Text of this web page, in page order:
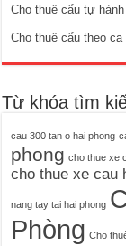
Cho thuê cẩu tự
Cho thuê cẩu theo
Từ khóa tìm
cau 300 tan o hai phong
phong cho thue xe
cho thue xe cau
nang tay tai hai phong
Phòng Cho